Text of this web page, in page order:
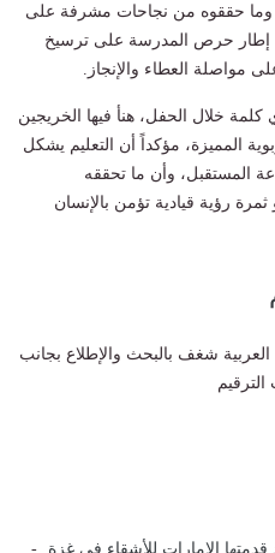
وما حققوه من نجاحات مشرفة على
إطار حرص المدرسة على ترسيخ
مواصلة العطاء والإنجاز.
كلمة خلال الحفل، هنأ فيها الخريجين
المميزة، مؤكداً أن التعليم يشكل
المستقبل، وأن ما تحققه
رؤية قيادية تؤمن بالإنسان
شغف بالبحث والإطلاع بجانب
-